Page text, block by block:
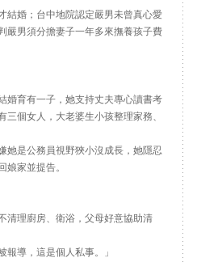
結婚；台中地院認定嚴男未曾真心愛
嚴男須分擔妻子一年多來撫養孩子費
婚育有一子，她支持丈夫專心讀書考
個女人，大老婆生小孩整理家務、
她是公務員視野狹小沒成長，她隱忍
家並提告。
清理廚房、衛浴，父母好意協助清
導，這是個人私事。」